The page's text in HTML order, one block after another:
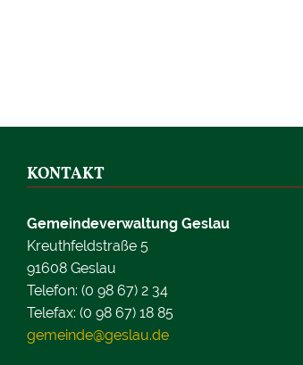
KONTAKT
Gemeindeverwaltung Geslau
Kreuthfeldstraße 5
91608 Geslau
Telefon: (0 98 67) 2 34
Telefax: (0 98 67) 18 85
gemeinde@geslau.de